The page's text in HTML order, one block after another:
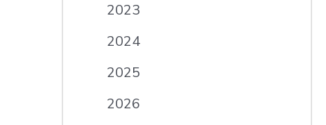
2023
2024
2025
2026